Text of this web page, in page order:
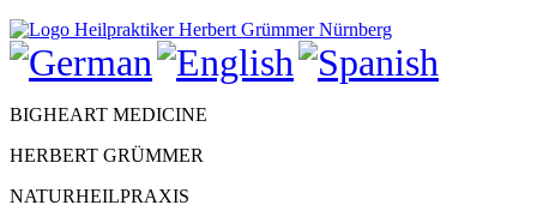
BIGHEART MEDICINE
HERBERT GRÜMMER
NATURHEILPRAXIS